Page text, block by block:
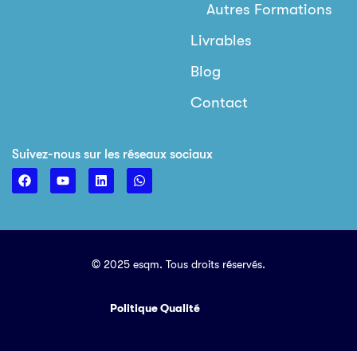
Autres Formations
Livrables
Blog
Contact
Suivez-nous sur les réseaux sociaux
© 2025 esqm. Tous droits réservés.
Politique Qualité